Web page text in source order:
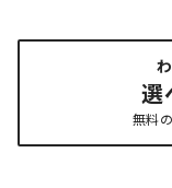
選
無料